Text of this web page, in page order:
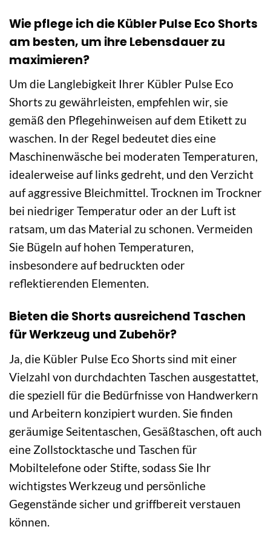
Wie pflege ich die Kübler Pulse Eco Shorts
am besten, um ihre Lebensdauer zu
maximieren?
Um die Langlebigkeit Ihrer Kübler Pulse Eco
Shorts zu gewährleisten, empfehlen wir, sie
gemäß den Pflegehinweisen auf dem Etikett zu
waschen. In der Regel bedeutet dies eine
Maschinenwäsche bei moderaten Temperaturen,
idealerweise auf links gedreht, und den Verzicht
auf aggressive Bleichmittel. Trocknen im Trockner
bei niedriger Temperatur oder an der Luft ist
ratsam, um das Material zu schonen. Vermeiden
Sie Bügeln auf hohen Temperaturen,
insbesondere auf bedruckten oder
reflektierenden Elementen.
Bieten die Shorts ausreichend Taschen
für Werkzeug und Zubehör?
Ja, die Kübler Pulse Eco Shorts sind mit einer
Vielzahl von durchdachten Taschen ausgestattet,
die speziell für die Bedürfnisse von Handwerkern
und Arbeitern konzipiert wurden. Sie finden
geräumige Seitentaschen, Gesäßtaschen, oft auch
eine Zollstocktasche und Taschen für
Mobiltelefone oder Stifte, sodass Sie Ihr
wichtigstes Werkzeug und persönliche
Gegenstände sicher und griffbereit verstauen
können.